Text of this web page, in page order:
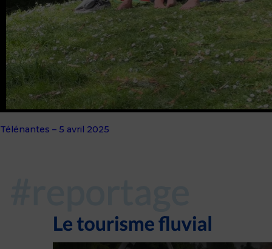
Télénantes – 5 avril 2025